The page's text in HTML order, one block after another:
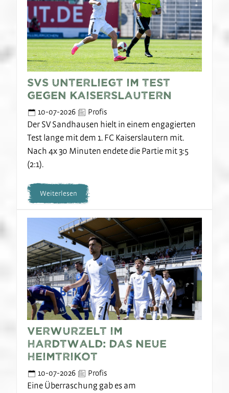
SVS unterliegt im Test
gegen Kaiserslautern
10-07-2026 Profis
Der SV Sandhausen hielt in einem engagierten
Test lange mit dem 1. FC Kaiserslautern mit.
Nach 4x 30 Minuten endete die Partie mit 3:5
(2:1).
Weiterlesen
Verwurzelt im
Hardtwald: Das neue
Heimtrikot
10-07-2026 Profis
Eine Überraschung gab es am